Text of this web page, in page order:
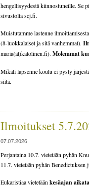
hengellisyydestä kiinnostuneille. Se
sivustolta scj.fi.
Muistutamme lastenne
(8-luokkalaiset ja sitä vanhemmat).
maria(ät)katolinen.fi). Molemmat
Mikäli lapsenne koulu ei pysty
siitä.
Ilmoitukset
07.07.2026
Perjantaina 10.7. vietetään pyhän
11.7. vietetään pyhän Benedictuksen
Eukaristiaa vietetään kesäajan